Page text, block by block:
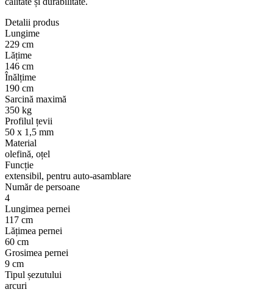
Detalii produs
Lungime
229 cm
Lățime
146 cm
Înălțime
190 cm
Sarcină maximă
350 kg
Profilul țevii
50 x 1,5 mm
Material
olefină, oțel
Funcție
extensibil, pentru auto-asamblare
Număr de persoane
4
Lungimea pernei
117 cm
Lățimea pernei
60 cm
Grosimea pernei
9 cm
Tipul șezutului
arcuri